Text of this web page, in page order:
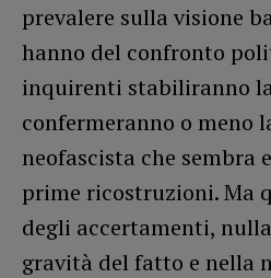
prevalere sulla visione
hanno del confronto
inquirenti stabiliranno
confermeranno o meno
neofascista che sembra
prime ricostruzioni. Ma
degli accertamenti,
gravità del fatto e nella